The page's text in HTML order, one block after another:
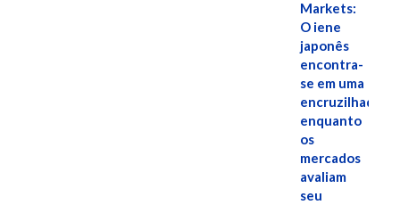
Markets:
O iene
japonês
encontra-
se em uma
encruzilhada
enquanto
os
mercados
avaliam
seu